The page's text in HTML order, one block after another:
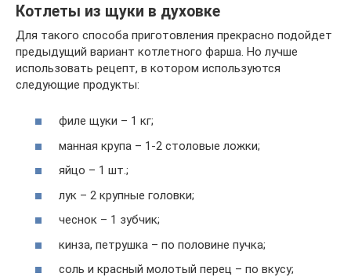
Котлеты из щуки в духовке
Для такого способа приготовления прекрасно подойдет
предыдущий вариант котлетного фарша. Но лучше
использовать рецепт, в котором используются
следующие продукты:
филе щуки – 1 кг;
манная крупа – 1-2 столовые ложки;
яйцо – 1 шт.;
лук – 2 крупные головки;
чеснок – 1 зубчик;
кинза, петрушка – по половине пучка;
соль и красный молотый перец – по вкусу;